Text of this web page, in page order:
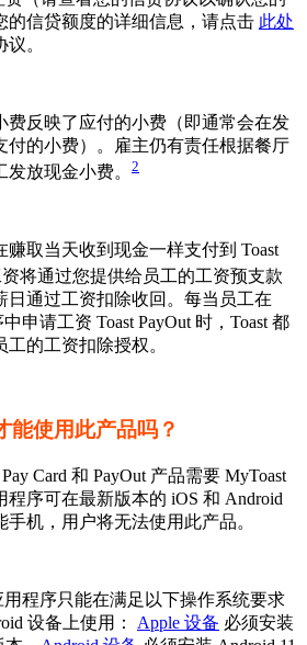
的信贷额度的详细信息，请点击 此处
。
费反映了应付的小费（即通常会在发
付的小费）。雇主仍有责任根据餐厅
放现金小费。 2
赚取当天收到现金一样支付到 Toast
资将通过您提供给员工的工资预支款
日通过工资扣除收回。每当员工在
申请工资 Toast PayOut 时，Toast 都
的工资扣除授权。
能使用此产品吗？
Card 和 PayOut 产品需要 MyToast
程序可在最新版本的 iOS 和 Android
手机，用户将无法使用此产品。
用程序只能在满足以下操作系统要求
设备上使用： Apple 设备 必须安装